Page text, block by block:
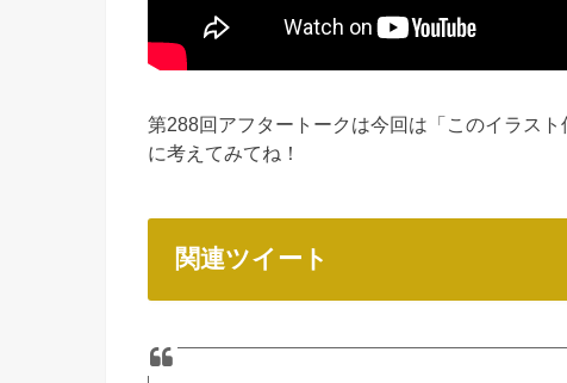
第288回アフタートークは今回は「このイラス
に考えてみてね！
関連ツイート